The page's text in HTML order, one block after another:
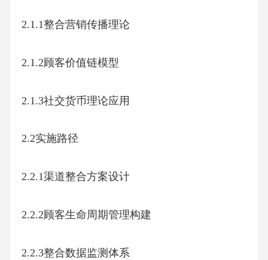
2.1.1整合营销传播理论
2.1.2顾客价值链模型
2.1.3社交货币理论应用
2.2实施路径
2.2.1渠道整合方案设计
2.2.2顾客生命周期管理构建
2.2.3整合数据监测体系